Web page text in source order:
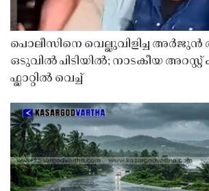
പൊലീസിനെ വെല്ലുവിളിച്ച അർജുൻ
ഒടുവിൽ പിടിയിൽ; നാടകീയ
ഫ്ലാറ്റിൽ വെച്ച്